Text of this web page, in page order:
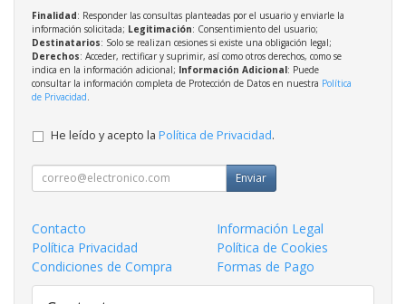
Finalidad: Responder las consultas planteadas por el usuario y enviarle la
información solicitada; Legitimación: Consentimiento del usuario;
Destinatarios: Solo se realizan cesiones si existe una obligación legal;
Derechos: Acceder, rectificar y suprimir, así como otros derechos, como se
indica en la información adicional; Información Adicional: Puede
consultar la información completa de Protección de Datos en nuestra Política
de Privacidad.
He leído y acepto la Política de Privacidad.
Enviar
Contacto
Información Legal
Política Privacidad
Política de Cookies
Condiciones de Compra
Formas de Pago